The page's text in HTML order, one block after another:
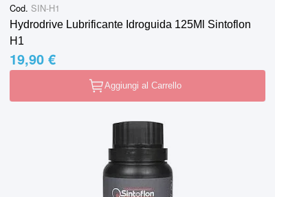
Cod. SIN-H1
Hydrodrive Lubrificante Idroguida 125Ml Sintoflon
H1
19,90 €
Aggiungi al Carrello